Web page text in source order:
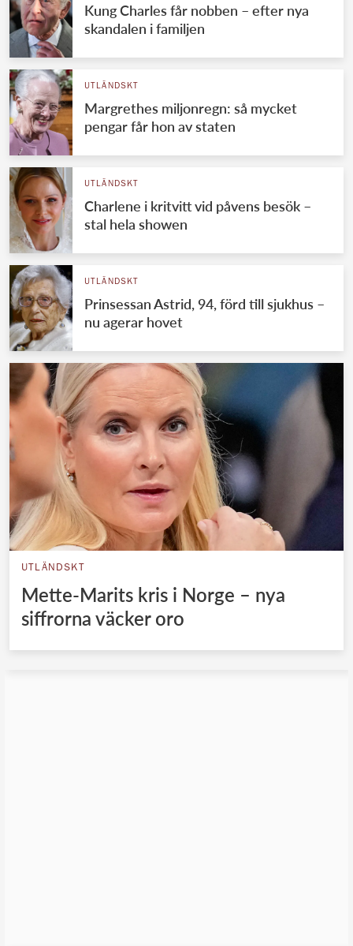
Kung Charles får nobben – efter nya
skandalen i familjen
UTLÄNDSKT
Margrethes miljonregn: så mycket
pengar får hon av staten
UTLÄNDSKT
Charlene i kritvitt vid påvens besök –
stal hela showen
UTLÄNDSKT
Prinsessan Astrid, 94, förd till sjukhus –
nu agerar hovet
UTLÄNDSKT
Mette-Marits kris i Norge – nya
siffrorna väcker oro